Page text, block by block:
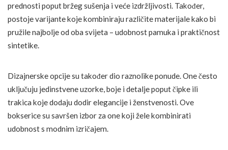
prednosti poput bržeg sušenja i veće izdržljivosti. Također,
postoje varijante koje kombiniraju različite materijale kako bi
pružile najbolje od oba svijeta – udobnost pamuka i praktičnost
sintetike.
Dizajnerske opcije su također dio raznolike ponude. One često
uključuju jedinstvene uzorke, boje i detalje poput čipke ili
trakica koje dodaju dodir elegancije i ženstvenosti. Ove
bokserice su savršen izbor za one koji žele kombinirati
udobnost s modnim izričajem.